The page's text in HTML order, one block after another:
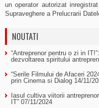
un operator autorizat
Supraveghere a Prelucrarii
NOUTATI
“Antreprenor pentru o zi in
dezvoltarea spiritului
“Serile Filmului de Afaceri
prin Cinema si Dialog 14/11/
Iasul cultiva viitorii
IT” 07/11/2024